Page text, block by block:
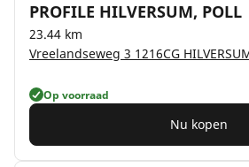
PROFILE HILVERSUM, POLL
23.44 km
Vreelandseweg 3 1216CG
Op voorraad
Nu kopen